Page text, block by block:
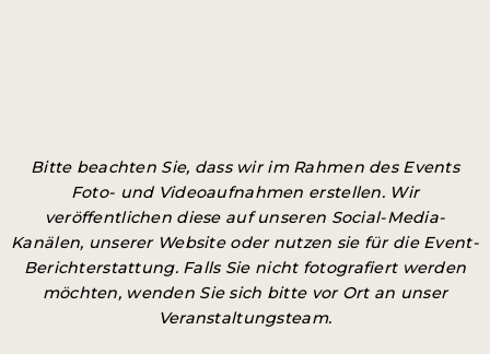
Bitte beachten Sie, dass wir im Rahmen des Events
Foto- und Videoaufnahmen erstellen. Wir
veröffentlichen diese auf unseren Social-Media-
Kanälen, unserer Website oder nutzen sie für die Event-
Berichterstattung. Falls Sie nicht fotografiert werden
möchten, wenden Sie sich bitte vor Ort an unser
Veranstaltungsteam.